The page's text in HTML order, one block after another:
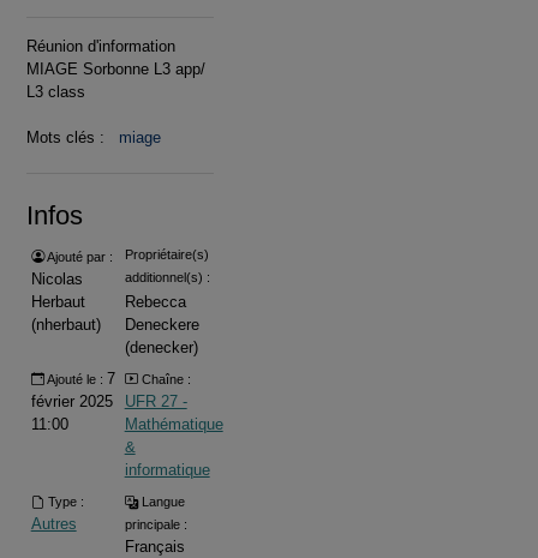
Réunion d'information
MIAGE Sorbonne L3 app/
L3 class
Mots clés : miage
Infos
Ajouté par :
Nicolas
Herbaut
(nherbaut)
Propriétaire(s)
additionnel(s) :
Rebecca
Deneckere
(denecker)
Ajouté le : 7
février 2025
11:00
Chaîne :
UFR 27 -
Mathématique
&
informatique
Type :
Autres
Langue
principale :
Français